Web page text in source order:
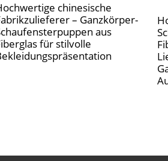
chinesische
– Ganzkörper-
aus
für stilvolle